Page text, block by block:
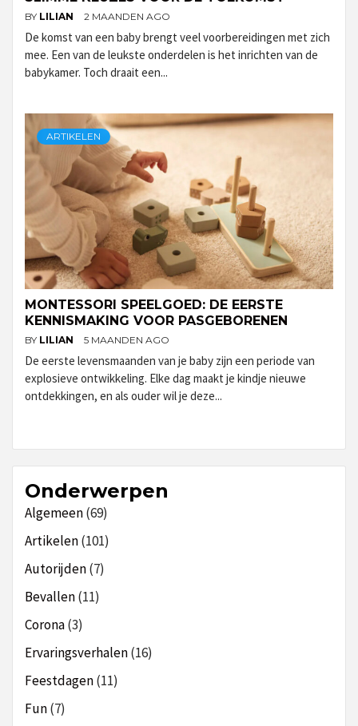
BY LILIAN 2 MAANDEN AGO
De komst van een baby brengt veel voorbereidingen met zich
mee. Een van de leukste onderdelen is het inrichten van de
babykamer. Toch draait een...
ARTIKELEN
MONTESSORI SPEELGOED: DE EERSTE
KENNISMAKING VOOR PASGEBORENEN
BY LILIAN 5 MAANDEN AGO
De eerste levensmaanden van je baby zijn een periode van
explosieve ontwikkeling. Elke dag maakt je kindje nieuwe
ontdekkingen, en als ouder wil je deze...
Onderwerpen
Algemeen(69)
Artikelen(101)
Autorijden(7)
Bevallen(11)
Corona(3)
Ervaringsverhalen(16)
Feestdagen(11)
Fun(7)